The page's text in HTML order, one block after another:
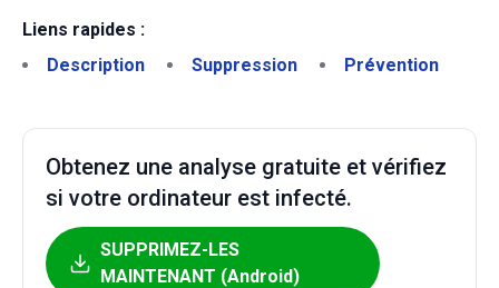
Liens rapides :
Description
Suppression Prévention
Obtenez une analyse gratuite et vérifiez
si votre ordinateur est infecté.
SUPPRIMEZ-LES
MAINTENANT (Android)